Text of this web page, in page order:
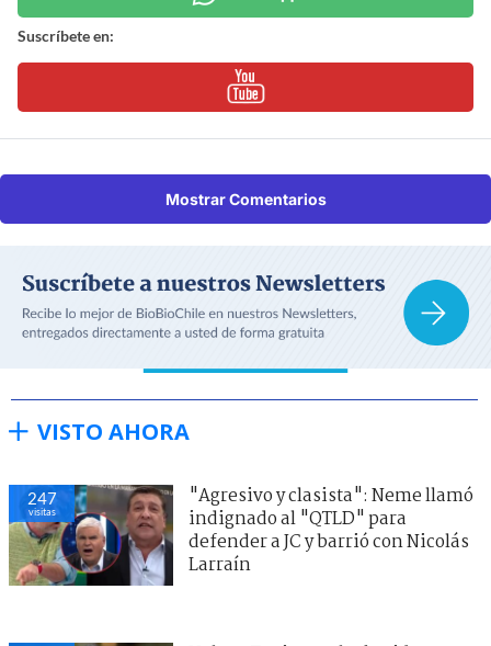
Suscríbete en:
Mostrar Comentarios
VISTO AHORA
247
visitas
"Agresivo y clasista": Neme llamó
indignado al "QTLD" para
defender a JC y barrió con Nicolás
Larraín